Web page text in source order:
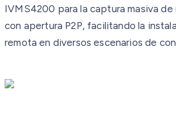
IVMS4200 para la captura masiva de
con apertura P2P, facilitando la
remota en diversos escenarios de